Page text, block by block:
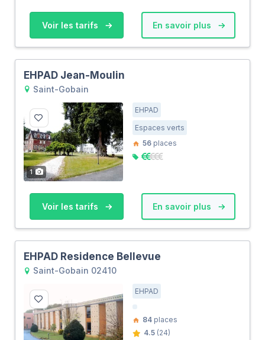
Voir les tarifs En savoir plus
EHPAD Jean-Moulin
Saint-Gobain
1
EHPAD
Espaces verts
56 places
Voir les tarifs En savoir plus
EHPAD Residence Bellevue
Saint-Gobain 02410
EHPAD
84 places
4.5 (24)